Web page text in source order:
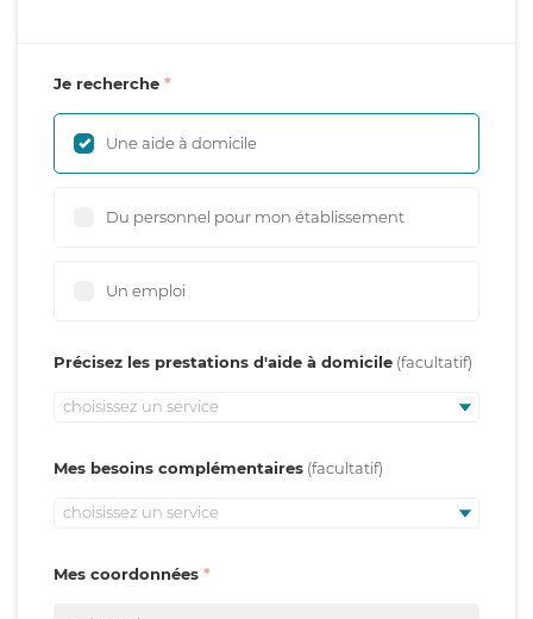
Je recherche
Une aide à domicile
Du personnel pour mon établissement
Un emploi
Précisez les prestations d'aide à domicile
choisissez un service
Mes besoins complémentaires
choisissez un service
Mes coordonnées